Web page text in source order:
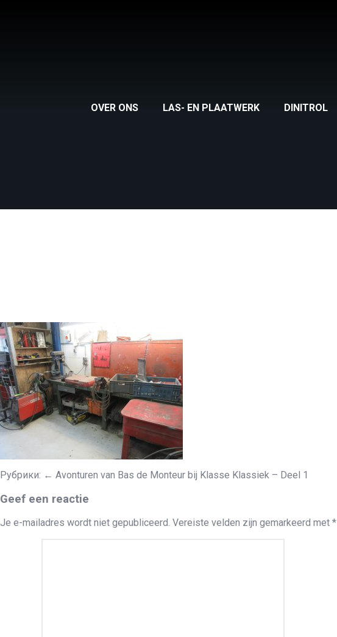
OVER ONS LAS- EN PLAATWERK DINITROL
Рубрики: ← Avonturen van Bas de Monteur bij Klasse Klassiek – Deel 1
Geef een reactie
Je e-mailadres wordt niet gepubliceerd. Vereiste velden zijn gemarkeerd met *